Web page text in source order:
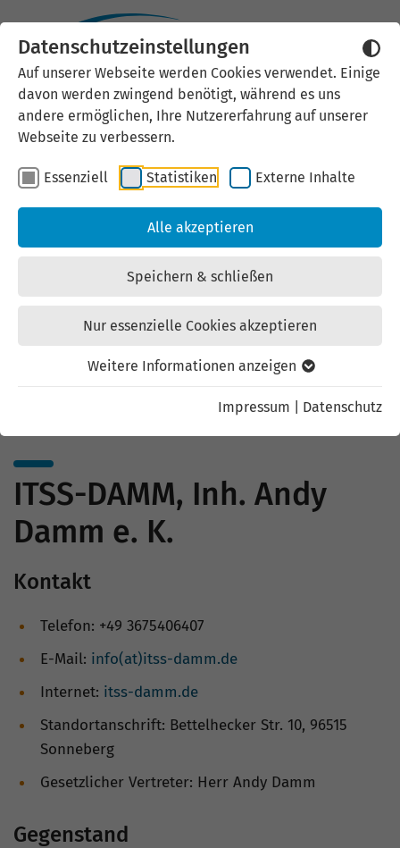
Datenschutzeinstellungen
Auf unserer Webseite werden Cookies verwendet. Einige
davon werden zwingend benötigt, während es uns
andere ermöglichen, Ihre Nutzererfahrung auf unserer
Webseite zu verbessern.
Essenziell Statistiken Externe Inhalte
Alle akzeptieren
Speichern & schließen
Nur essenzielle Cookies akzeptieren
Weitere Informationen anzeigen
Impressum Datenschutz
Externen Inhalt laden
Wir verwenden auf unserer
Website externe Inhalte, um Ihnen
zusätzliche Informationen
anzubieten. Einige externe Inhalte
(z.B. Google Maps, Youtube)
können persönliche Daten (z.B. IP-
Mit der Bestätigung erklären Sie
ITSS-DAMM, Inh. Andy
Damm e. K.
Kontakt
Telefon: +49 3675406407
E-Mail: info(at)itss-damm.de
Internet: itss-damm.de
Standortanschrift: Bettelhecker Str. 10, 96515
Sonneberg
Gesetzlicher Vertreter: Herr Andy Damm
Gegenstand